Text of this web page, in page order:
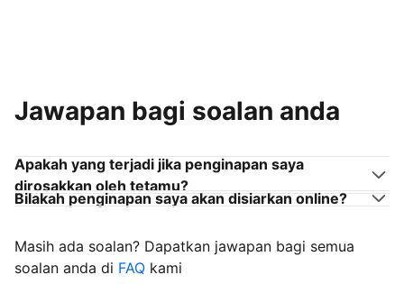
Jawapan bagi soalan anda
Apakah yang terjadi jika penginapan saya
dirosakkan oleh tetamu?
Bilakah penginapan saya akan disiarkan online?
Masih ada soalan? Dapatkan jawapan bagi semua
soalan anda di FAQ kami